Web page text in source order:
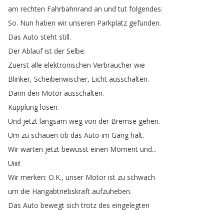
am rechten Fahrbahnrand an und tut folgendes:
So. Nun haben wir unseren Parkplatz gefunden.
Das Auto steht still.
Der Ablauf ist der Selbe.
Zuerst alle elektronischen Verbraucher wie
Blinker, Scheibenwischer, Licht ausschalten.
Dann den Motor ausschalten.
Kupplung lösen.
Und jetzt langsam weg von der Bremse gehen.
Um zu schauen ob das Auto im Gang hält.
Wir warten jetzt bewusst einen Moment und...
Uiiii!
Wir merken: O.K., unser Motor ist zu schwach
um die Hangabtriebskraft aufzuheben.
Das Auto bewegt sich trotz des eingelegten